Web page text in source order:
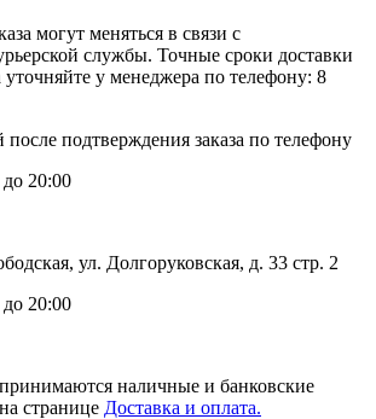
могут меняться в связи с
службы. Точные сроки доставки
уточняйте у менеджера по телефону: 8
подтверждения заказа по телефону
20:00
ул. Долгоруковская, д. 33 стр. 2
20:00
наличные и банковские
странице Доставка и оплата.